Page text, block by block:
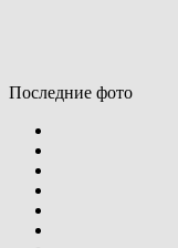
Последние фото